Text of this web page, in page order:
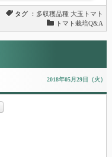
タグ ： 多収穫品種 大玉トマト
トマト栽培Q&A
2018年05月29日（火）